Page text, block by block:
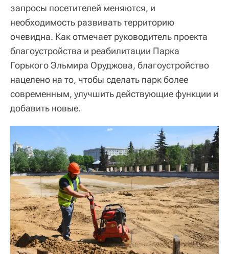
запросы посетителей меняются, и
необходимость развивать территорию
очевидна. Как отмечает руководитель проекта
благоустройства и реабилитации Парка
Горького Эльмира Оруджова, благоустройство
нацелено на то, чтобы сделать парк более
современным, улучшить действующие функции и
добавить новые.